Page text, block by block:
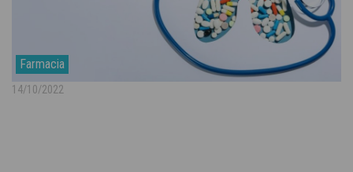
Farmacia
14/10/2022